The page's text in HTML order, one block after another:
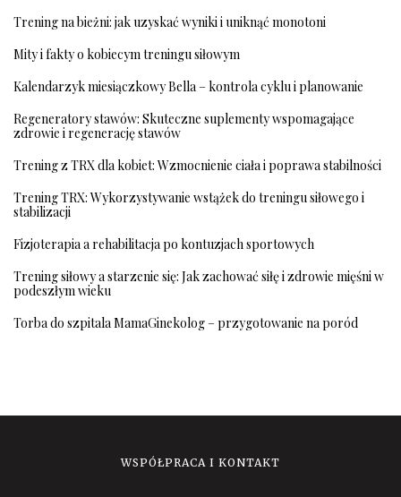
Trening na bieżni: jak uzyskać wyniki i uniknąć monotoni
Mity i fakty o kobiecym treningu siłowym
Kalendarzyk miesiączkowy Bella – kontrola cyklu i planowanie
Regeneratory stawów: Skuteczne suplementy wspomagające
zdrowie i regenerację stawów
Trening z TRX dla kobiet: Wzmocnienie ciała i poprawa stabilności
Trening TRX: Wykorzystywanie wstążek do treningu siłowego i
stabilizacji
Fizjoterapia a rehabilitacja po kontuzjach sportowych
Trening siłowy a starzenie się: Jak zachować siłę i zdrowie mięśni w
podeszłym wieku
Torba do szpitala MamaGinekolog – przygotowanie na poród
WSPÓŁPRACA I KONTAKT